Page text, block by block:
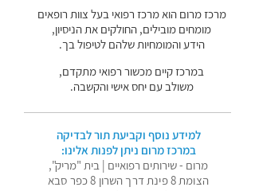
מרכז מרום הוא מרכז רפואי בעל צוות רופאים
מומחים מובילים, החולקים את הניסיון,
הידע והמומחיות שלהם לטיפול בך.
במרכז קיים מכשור רפואי מתקדם,
משולב עם יחס אישי והקשבה.
למידע נוסף וקביעת תור לבדיקה
במרכז מרום ניתן לפנות אלינו:
מרום - שירותים רפואיים | בית "מריק",
הצומת 8 פינת דרך השרון 8 כפר סבא